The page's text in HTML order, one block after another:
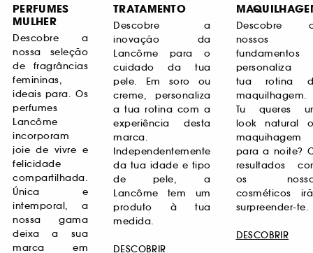
PERFUMES
MULHER
Descobre a
nossa seleção
de fragrâncias
femininas,
ideais para. Os
perfumes
Lancôme
incorporam
joie de vivre e
felicidade
compartilhada.
Única e
intemporal, a
nossa gama
deixa a sua
marca em
TRATAMENTO
Descobre a
inovação da
Lancôme para o
cuidado da tua
pele. Em soro ou
creme, personaliza
a tua rotina com a
experiência desta
marca.
Independentemente
da tua idade e tipo
de pele, a
Lancôme tem um
produto à tua
medida.
DESCOBRIR
Descobre
nossos
fundamentos
personaliza
tua rotina
maquilhagem.
Tu queres
look natural
maquihagem
para a noite?
resultados
os
cosméticos
surpreender-te.
DESCOBRIR